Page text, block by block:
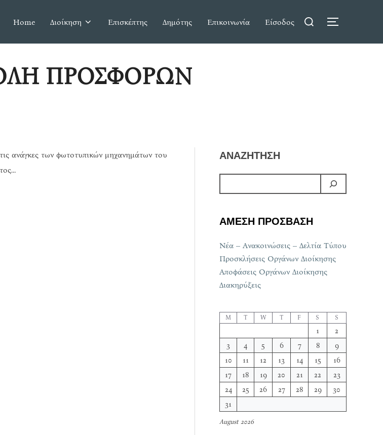
Home Διοίκηση Επισκέπτης Δημότης Επικοινωνία Είσοδος
Search
TOGGLE
ΠΡΟΣΦΟΡΩΝ
ανάγκες των φωτοτυπικών μηχανημάτων του
ΑΝΑΖΗΤΗΣΗ
ΑΜΕΣΗ ΠΡΟΣΒΑΣΗ
Νέα – Ανακοινώσεις – Δελτία Τύπου
Προσκλήσεις Οργάνων Διοίκησης
Αποφάσεις Οργάνων Διοίκησης
Διακηρύξεις
August 2026
M T W T F S S
1
2
3
4 5 6 7 8
9
10
11 12 13 14 15
16
17
18 19 20 21 22
23
24
25 26 27 28 29
30
31